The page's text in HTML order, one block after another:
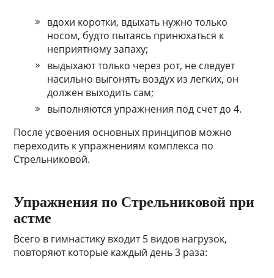
вдохи коротки, вдыхать нужно только
носом, будто пытаясь принюхаться к
неприятному запаху;
выдыхают только через рот, не следует
насильно выгонять воздух из легких, он
должен выходить сам;
выполняются упражнения под счет до 4.
После усвоения основных принципов можно
переходить к упражнениям комплекса по
Стрельниковой.
Упражнения по Стрельниковой при
астме
Всего в гимнастику входит 5 видов нагрузок,
повторяют которые каждый день 3 раза: